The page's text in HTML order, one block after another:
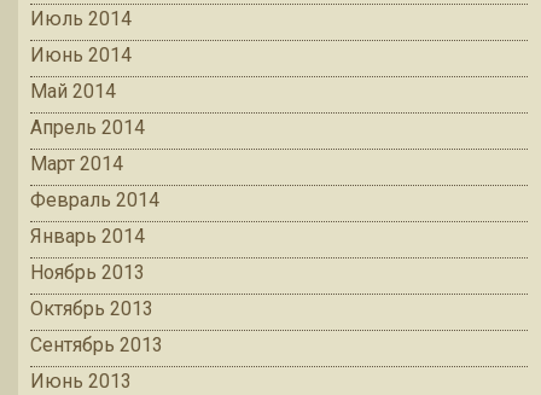
Июль 2014
Июнь 2014
Май 2014
Апрель 2014
Март 2014
Февраль 2014
Январь 2014
Ноябрь 2013
Октябрь 2013
Сентябрь 2013
Июнь 2013